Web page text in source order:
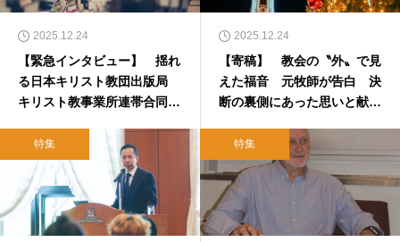
2025.12.24
【緊急インタビュー】 揺れ
る日本キリスト教団出版局
キリスト教事業所連帯合同労
2025.12.24
【寄稿】 教会の〝外〟で見
えた福音 元牧師が告白 決
断の裏側にあった思いと献身
特集 特集